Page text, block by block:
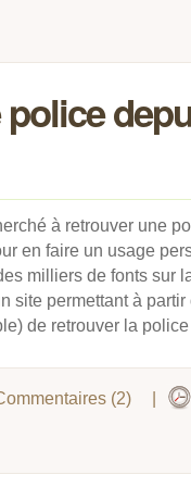
à retrouver une
en faire un usage
milliers de fonts sur
site permettant à
de retrouver la
(2)